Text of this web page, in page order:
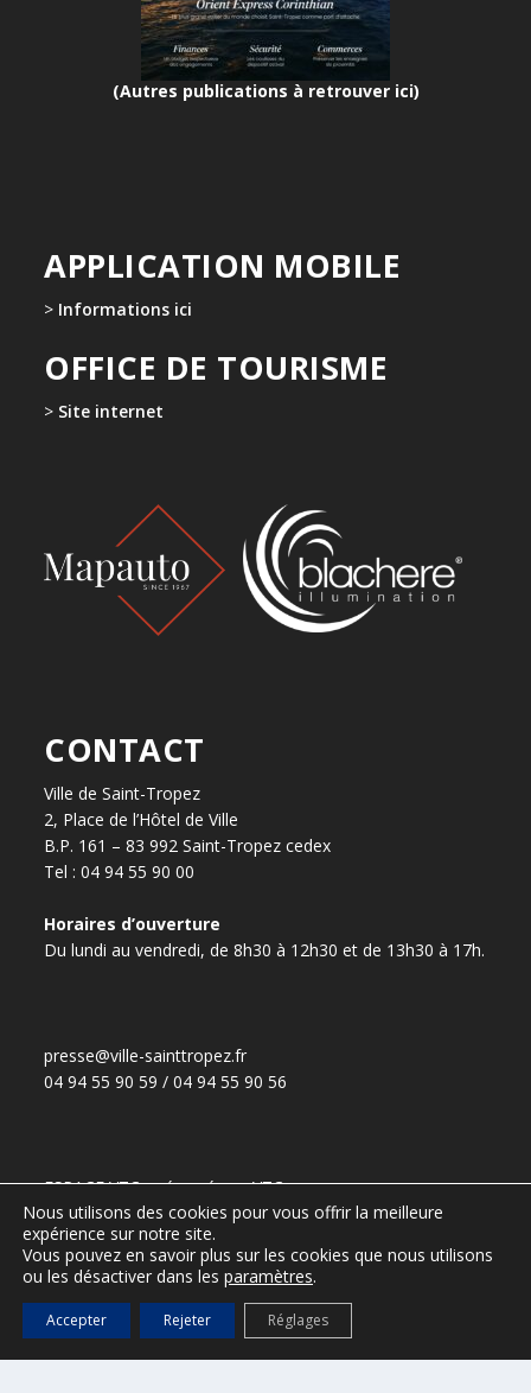
(Autres publications à retrouver ici)
APPLICATION MOBILE
> Informations ici
OFFICE DE TOURISME
> Site internet
CONTACT
Ville de Saint-Tropez
2, Place de l’Hôtel de Ville
B.P. 161 – 83 992 Saint-Tropez cedex
Tel : 04 94 55 90 00
Horaires d’ouverture
Du lundi au vendredi, de 8h30 à 12h30 et de 13h30 à 17h.
presse@ville-sainttropez.fr
04 94 55 90 59 / 04 94 55 90 56
ESPACE VTC – réservé aux VTC
(Accès :DGS@ville-sainttropez.fr )
Tel. Police Municipale : 04 94 54 86 65
Nous utilisons des cookies pour vous offrir la meilleure
expérience sur notre site.
Vous pouvez en savoir plus sur les cookies que nous utilisons
ou les désactiver dans les paramètres.
Accepter Rejeter Réglages